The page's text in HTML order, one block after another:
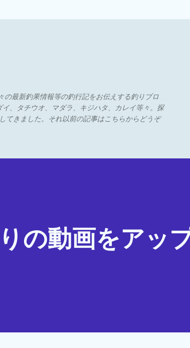
最新釣果情報等の釣行記をお伝えする釣りブロ
、タチウオ、マダラ、キジハタ、カレイ等々。探
てきました。それ以前の記事はこちらからどうぞ
の動画をアッ